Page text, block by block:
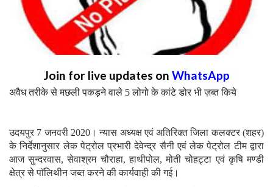
Join for live updates on WhatsApp
अवैध तरीके से मछली पकड़ने वाले 5 लोगो के कांटे डोर भी ज़ब्त किये
उदयपुर 7 जनवरी 2020। न्यास अध्यक्ष एवं अतिरिक्त जिला कलक्टर (शहर)
के निर्देशानुसार लेक पेट्रोल प्रभारी देवेन्द्र सैनी एवं लेक पेट्रोल टीम द्वारा
आज सुन्दरवास, सेवाश्रम चौराहा, हाथीपोल, मोती चोहट्टा एवं कृषि मण्डी
क्षेत्र से पाॅलिथीन जब्त करने की कार्यवाही की गई।